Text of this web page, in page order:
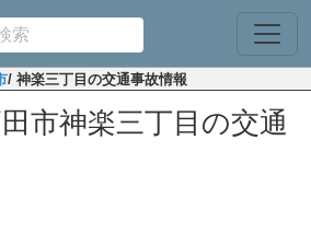
/ 神楽三丁目の交通事故情報
市神楽三丁目の交通